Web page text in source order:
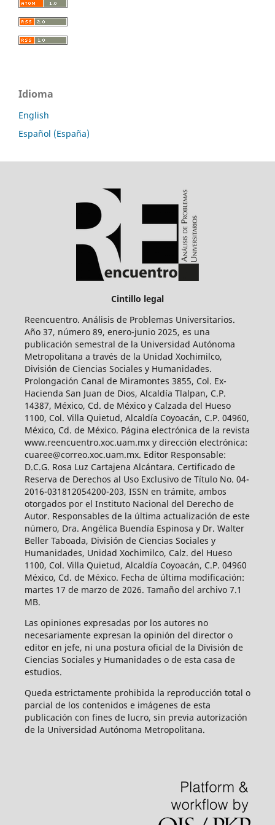
Idioma
English
Español (España)
Cintillo legal
Reencuentro. Análisis de Problemas Universitarios.
Año 37, número 89, enero-junio 2025, es una
publicación semestral de la Universidad Autónoma
Metropolitana a través de la Unidad Xochimilco,
División de Ciencias Sociales y Humanidades.
Prolongación Canal de Miramontes 3855, Col. Ex-
Hacienda San Juan de Dios, Alcaldía Tlalpan, C.P.
14387, México, Cd. de México y Calzada del Hueso
1100, Col. Villa Quietud, Alcaldía Coyoacán, C.P. 04960,
México, Cd. de México. Página electrónica de la revista
www.reencuentro.xoc.uam.mx y dirección electrónica:
cuaree@correo.xoc.uam.mx. Editor Responsable:
D.C.G. Rosa Luz Cartajena Alcántara. Certificado de
Reserva de Derechos al Uso Exclusivo de Título No. 04-
2016-031812054200-203, ISSN en trámite, ambos
otorgados por el Instituto Nacional del Derecho de
Autor. Responsables de la última actualización de este
número, Dra. Angélica Buendía Espinosa y Dr. Walter
Beller Taboada, División de Ciencias Sociales y
Humanidades, Unidad Xochimilco, Calz. del Hueso
1100, Col. Villa Quietud, Alcaldía Coyoacán, C.P. 04960
México, Cd. de México. Fecha de última modificación:
martes 17 de marzo de 2026. Tamaño del archivo 7.1
MB.
Las opiniones expresadas por los autores no
necesariamente expresan la opinión del director o
editor en jefe, ni una postura oficial de la División de
Ciencias Sociales y Humanidades o de esta casa de
estudios.
Queda estrictamente prohibida la reproducción total o
parcial de los contenidos e imágenes de esta
publicación con fines de lucro, sin previa autorización
de la Universidad Autónoma Metropolitana.